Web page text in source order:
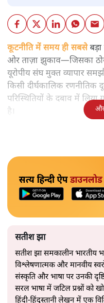
कूटनीति में समय ही सबसेबड़ा
ओर ताज़ा झुकाव—जिसका
यूरोपीय संघ मुक्त व्यापार
किसी दीर्घकालिक रणनीतिक
परिस्थितियों के दबाव में
है।
सत्य हिन्दी ऐपडाउनलोड
सतीश झा
सतीश झा समकालीन भारतीय
विश्लेषणात्मक और मानवीय
संस्कृति और भाषा पर उनकी
सरल भाषा में जटिल प्रश्नों